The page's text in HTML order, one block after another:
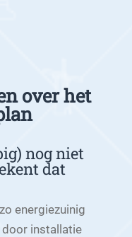
over het
nog niet
dat
energiezuinig
door installatie